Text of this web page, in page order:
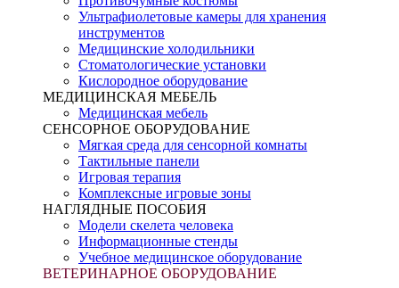
Ультрафиолетовые камеры для хранения
инструментов
Медицинские холодильники
Стоматологические установки
Кислородное оборудование
МЕДИЦИНСКАЯ МЕБЕЛЬ
Медицинская мебель
СЕНСОРНОЕ ОБОРУДОВАНИЕ
Мягкая среда для сенсорной комнаты
Тактильные панели
Игровая терапия
Комплексные игровые зоны
НАГЛЯДНЫЕ ПОСОБИЯ
Модели скелета человека
Информационные стенды
Учебное медицинское оборудование
ВЕТЕРИНАРНОЕ ОБОРУДОВАНИЕ